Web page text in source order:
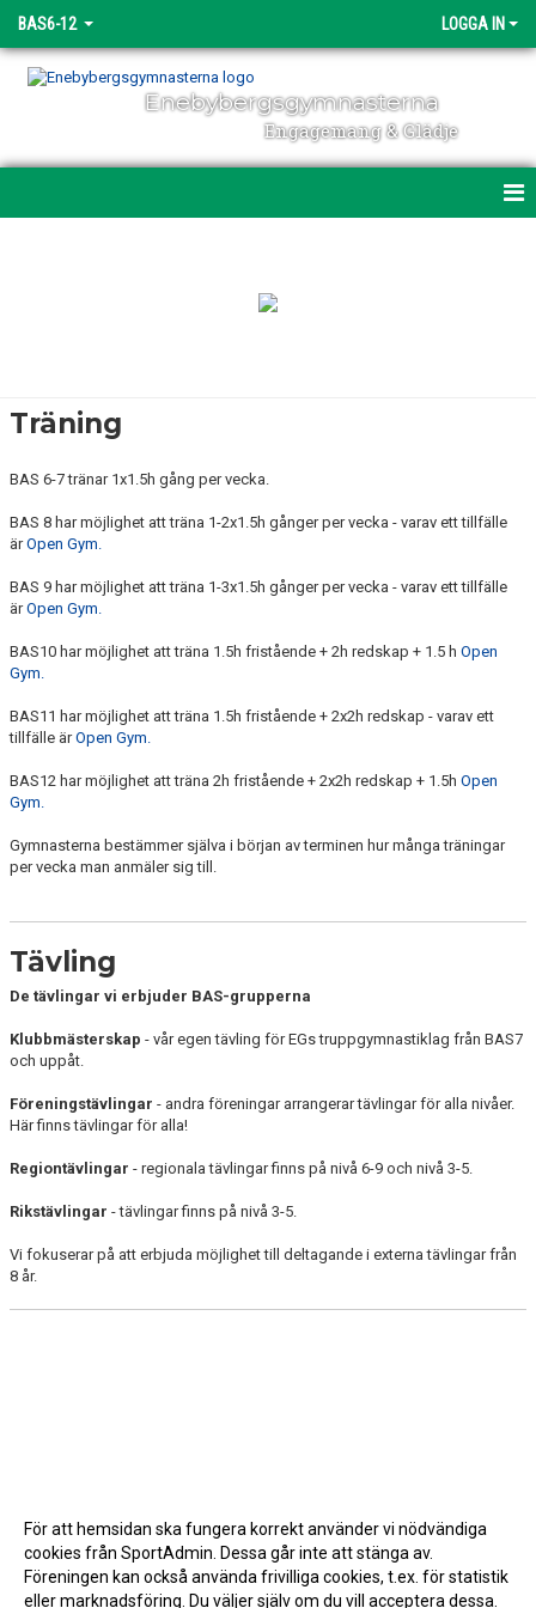
BAS6-12 LOGGA IN
Enebybergsgymnasterna
Engagemang & Glädje
Träning
BAS 6-7 tränar 1x1.5h gång per vecka.
BAS 8 har möjlighet att träna 1-2x1.5h gånger per vecka - varav ett tillfälle
ärOpen Gym.
BAS 9 har möjlighet att träna 1-3x1.5h gånger per vecka - varav ett tillfälle
ärOpen Gym.
BAS10 har möjlighet att träna 1.5h fristående + 2h redskap + 1.5 h Open
Gym.
BAS11 har möjlighet att träna 1.5h fristående + 2x2h redskap - varav ett
tillfälle ärOpen Gym.
BAS12 har möjlighet att träna 2h fristående + 2x2h redskap + 1.5h Open
Gym.
Gymnasterna bestämmer själva i början av terminen hur många träningar
per vecka man anmäler sig till.
Tävling
De tävlingar vi erbjuder BAS-grupperna
Klubbmästerskap - vår egen tävling för EGs truppgymnastiklag från BAS7
och uppåt.
Föreningstävlingar - andra föreningar arrangerar tävlingar för alla nivåer.
Här finns tävlingar för alla!
Regiontävlingar - regionala tävlingar finns på nivå 6-9 och nivå 3-5.
Rikstävlingar - tävlingar finns på nivå 3-5.
Vi fokuserar på att erbjuda möjlighet till deltagande i externa tävlingar från
8 år.
För att hemsidan ska fungera korrekt använder vi nödvändiga
cookies från SportAdmin. Dessa går inte att stänga av.
Föreningen kan också använda frivilliga cookies, t.ex. för statistik
eller marknadsföring. Du väljer själv om du vill acceptera dessa.